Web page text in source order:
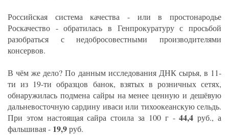
Российская система качества - или в простонародье
Роскачество - обратилась в Генпрокуратуру с просьбой
разобраться с недобросовестными производителями
консервов.
В чём же дело? По данным исследования ДНК сырья, в 11-
ти из 19-ти образцов банок, взятых в розничных сетях,
обнаружилась подмена сайры на менее ценную и дешёвую
дальневосточную сардину иваси или тихоокеанскую сельдь.
При этом настоящая сайра стоила за 100 г -44,4руб., а
фальшивая - 19,9руб.